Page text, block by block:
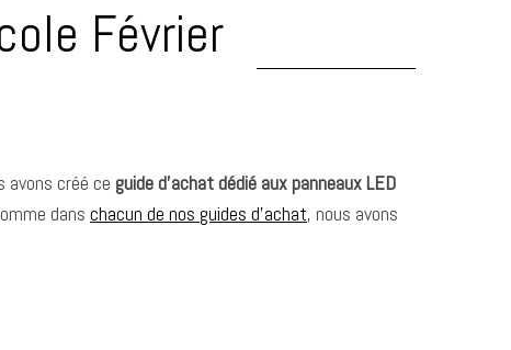
Février
avons créé ce guide d’achat dédié aux panneaux LED
dans chacun de nos guides d’achat, nous avons